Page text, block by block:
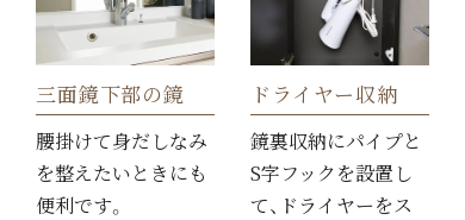
三面鏡下部の鏡
腰掛けて身だしなみ
を整えたいときにも
便利です。
ドライヤー収納
鏡裏収納にパイプと
S字フックを設置し
て、ドライヤーをス